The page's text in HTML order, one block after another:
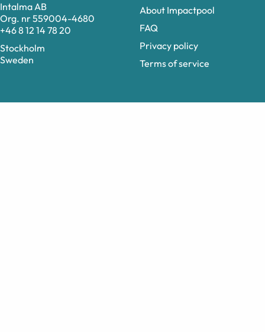
Intalma AB
Org. nr 559004-4680
+46 8 12 14 78 20
Stockholm
Sweden
About Impactpool
FAQ
Privacy policy
Terms of service